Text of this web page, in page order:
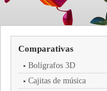
Comparativas
Bolígrafos 3D
Cajitas de música